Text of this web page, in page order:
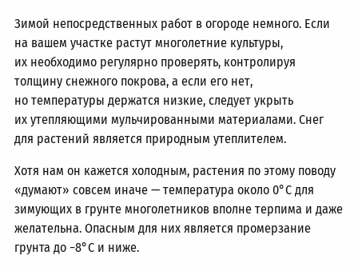
Зимой непосредственных работ в огороде немного. Если
на вашем участке растут многолетние культуры,
их необходимо регулярно проверять, контролируя
толщину снежного покрова, а если его нет,
но температуры держатся низкие, следует укрыть
их утепляющими мульчированными материалами. Снег
для растений является природным утеплителем.
Хотя нам он кажется холодным, растения по этому поводу
«думают» совсем иначе — температура около 0°C для
зимующих в грунте многолетников вполне терпима и даже
желательна. Опасным для них является промерзание
грунта до −8°С и ниже.